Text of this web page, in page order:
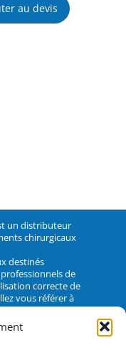
au devis
un distributeur
chirurgicaux
destinés
de
correcte de
vous référer à